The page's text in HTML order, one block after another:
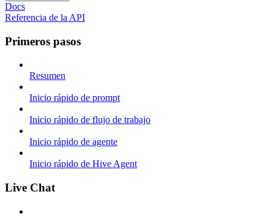
Docs
Referencia de la API
Primeros pasos
Resumen
Inicio rápido de prompt
Inicio rápido de flujo de trabajo
Inicio rápido de agente
Inicio rápido de Hive Agent
Live Chat